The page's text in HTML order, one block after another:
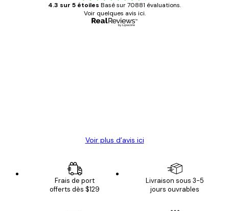
4.3 sur 5 étoiles Basé sur 70881 évaluations.
Voir quelques avis ici.
Voir plus d’avis ici
Frais de port
offerts dès $129
Livraison sous 3-5
jours ouvrables